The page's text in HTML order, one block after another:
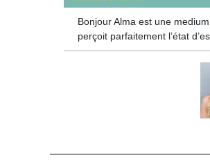
Bonjour Alma est une
perçoit parfaitement l’état